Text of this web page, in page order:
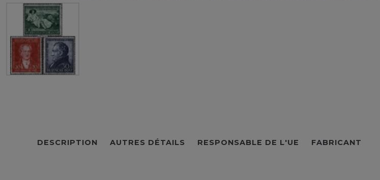
DESCRIPTION AUTRES DÉTAILS RESPONSABLE DE L'UE FABRICANT